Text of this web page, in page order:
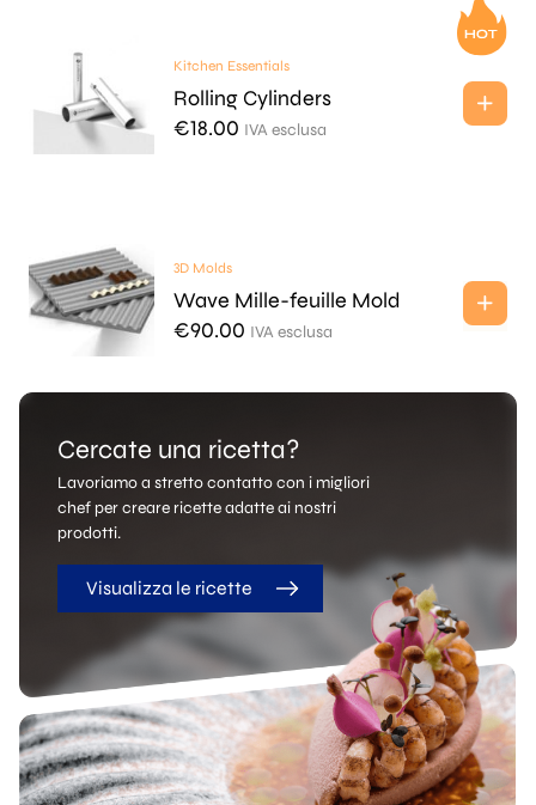
Kitchen Essentials
Rolling Cylinders
€18.00 IVA esclusa
3D Molds
Wave Mille-feuille Mold
€90.00 IVA esclusa
Cercate una ricetta?
Lavoriamo a stretto contatto con i migliori
chef per creare ricette adatte ai nostri
prodotti.
Visualizza le ricette